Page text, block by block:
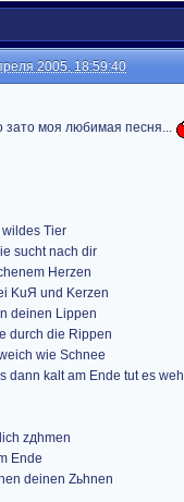
2005, 18:59:40
зато моя любимая песня...
Tier
sucht nach dir
Herzen
KuЯ und Kerzen
deinen Lippen
durch die Rippen
wie Schnee
dann kalt am Ende tut es weh
zдhmen
Ende
deinen Zьhnen